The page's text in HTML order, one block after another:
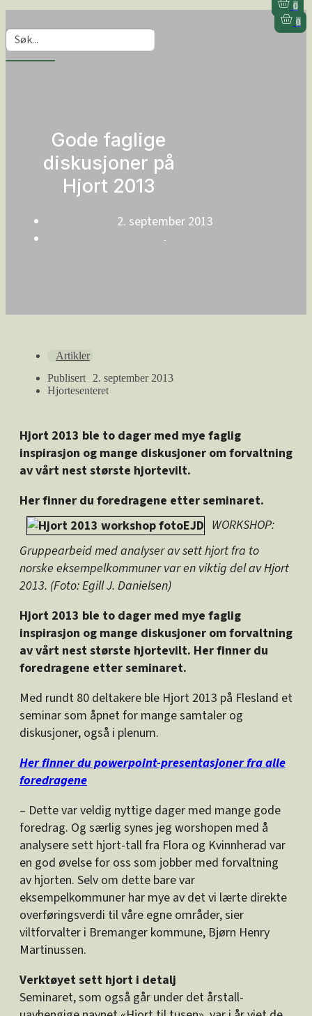
0
0
Gode faglige
diskusjoner på
Hjort 2013
2. september 2013
-
Artikler
Publisert 2. september 2013
Hjortesenteret
Hjort 2013 ble to dager med mye faglig
inspirasjon og mange diskusjoner om forvaltning
av vårt nest største hjortevilt.
Her finner du foredragene etter seminaret.
WORKSHOP:
Gruppearbeid med analyser av sett hjort fra to
norske eksempelkommuner var en viktig del av Hjort
2013. (Foto: Egill J. Danielsen)
Hjort 2013 ble to dager med mye faglig
inspirasjon og mange diskusjoner om forvaltning
av vårt nest største hjortevilt. Her finner du
foredragene etter seminaret.
Med rundt 80 deltakere ble Hjort 2013 på Flesland et
seminar som åpnet for mange samtaler og
diskusjoner, også i plenum.
Her finner du powerpoint-presentasjoner fra alle
foredragene
– Dette var veldig nyttige dager med mange gode
foredrag. Og særlig synes jeg worshopen med å
analysere sett hjort-tall fra Flora og Kvinnherad var
en god øvelse for oss som jobber med forvaltning
av hjorten. Selv om dette bare var
eksempelkommuner har mye av det vi lærte direkte
overføringsverdi til våre egne områder, sier
viltforvalter i Bremanger kommune, Bjørn Henry
Martinussen.
Verktøyet sett hjort i detalj
Seminaret, som også går under det årstall-